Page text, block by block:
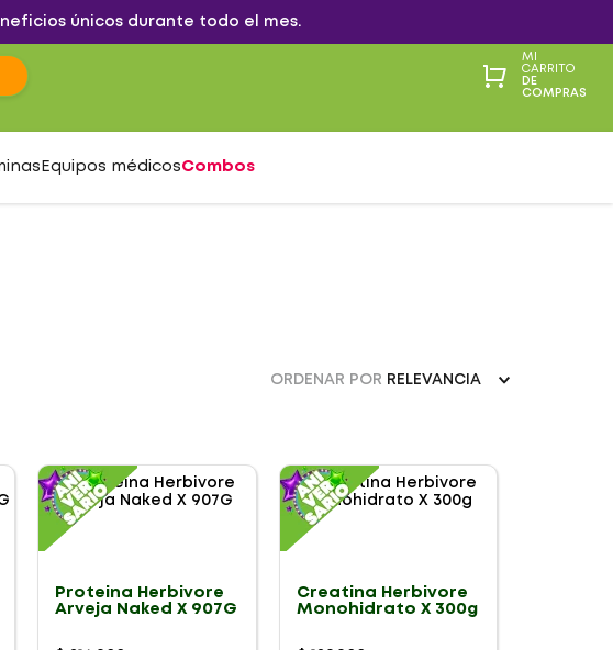
únicos durante todo el mes.
MI
CARRITO
DE
COMPRAS
Equipos médicosCombos
ORDENAR POR RELEVANCIA
Proteina Herbivore
Arveja Naked X 907G
Creatina Herbivore
Monohidrato X 300g